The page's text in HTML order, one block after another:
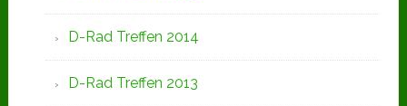
D-Rad Treffen 2014
D-Rad Treffen 2013